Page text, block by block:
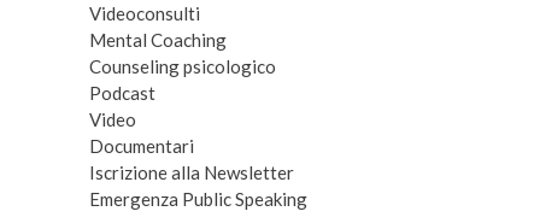
Videoconsulti
Mental Coaching
Counseling psicologico
Podcast
Video
Documentari
Iscrizione alla Newsletter
Emergenza Public Speaking